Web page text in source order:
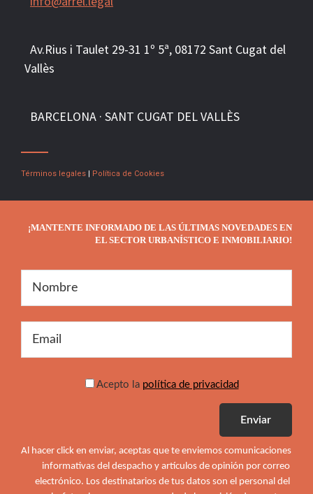
Av.Rius i Taulet 29-31 1º 5ª, 08172 Sant Cugat del
Vallès
BARCELONA · SANT CUGAT DEL VALLÈS
Términos legales | Política de Cookies
¡MANTENTE INFORMADO DE LAS ÚLTIMAS NOVEDADES EN
EL SECTOR URBANÍSTICO E INMOBILIARIO!
Acepto la política de privacidad
Al hacer click en enviar, aceptas que te enviemos comunicaciones
informativas del despacho y artículos de opinión por correo
electrónico. Los destinatarios de tus datos son el personal del